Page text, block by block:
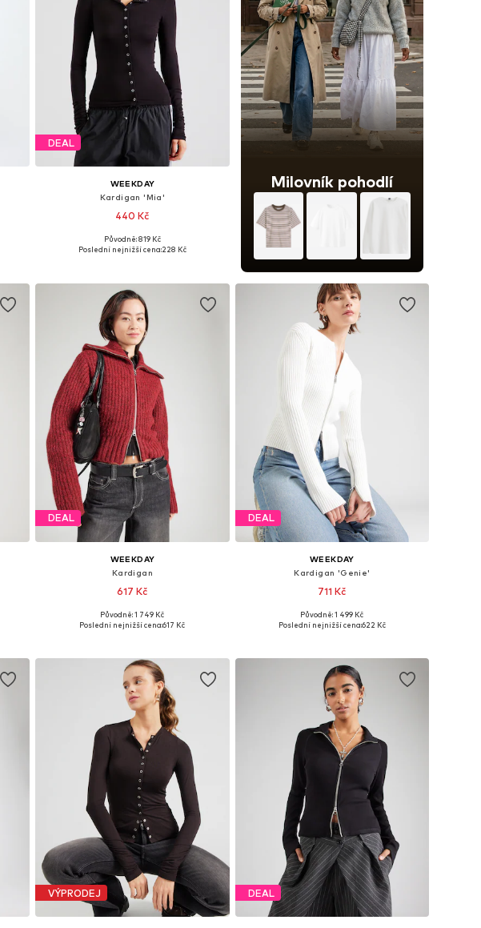
DEAL
WEEKDAY
Kardigan 'Mia'
440 Kč
Dostupné velikosti: XS, S, M, L
Původně: 819 Kč
Poslední nejnižší cena:228 Kč
Milovník pohodlí
DEAL
WEEKDAY
Kardigan
617 Kč
Dostupné velikosti: XS, S
Původně: 1 749 Kč
Poslední nejnižší cena:617 Kč
DEAL
WEEKDAY
Kardigan 'Genie'
711 Kč
Dostupné velikosti: XS, S
Původně: 1 499 Kč
Poslední nejnižší cena:622 Kč
VÝPRODEJ DEAL